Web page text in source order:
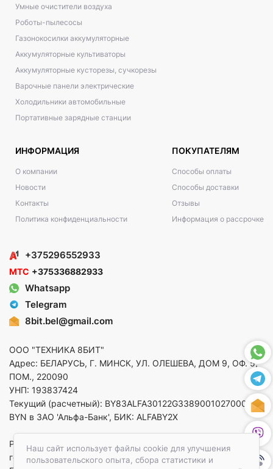
Наш сайт использует файлы cookie для улучшения
пользовательского опыта, сбора статистики и
Умные очистители воздуха
Роботы-пылесосы
Газонокосилки аккумуляторные
Аккумуляторные культиваторы
Аккумуляторные кусторезы, сучкорезы
Варочные панели электрические
Холодильники автомобильные
Портативные зарядные станции
ИНФОРМАЦИЯ
О компании
Новости
Контакты
Политика конфиденциальности
ПОКУПАТЕЛЯМ
Способы оплаты
Способы доставки
Отзывы
Информация о рассрочке
+375296552933
МТС +375336882933
Whatsapp
Telegram
8bit.bel@gmail.com
ООО "ТЕХНИКА 8БИТ"
Адрес: БЕЛАРУСЬ, Г. МИНСК, УЛ. ОЛЕШЕВА, ДОМ 9, ОФ. 5,
ПОМ., 220090
УНП: 193837424
Текущий (расчетный): BY83ALFA30122G33890010270000 в
BYN в ЗАО 'Альфа-Банк', БИК: ALFABY2X
Регистрация в торговом реестре от 14.08.2025 Минский
горисполком